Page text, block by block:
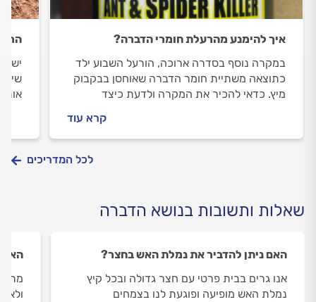
איך להימנע מהרעלת חומרי הדברה?
במקרה נוסף בסדרה ארוכה, הורעל השבוע ילד
כתוצאה משתיית חומר הדברה שאוחסן בבקבוק
מיץ. כדאי להכיר את המקרה ולדעת כיצד
קרא עוד
הרחקת
לכל המדריכים
שאלות ותשובות בנושא הדברה
האם ניתן להדביר את נמלת האש בחצר?
אנו גרים בבית פרטי עם חצר גדולה ובכל קיץ
נמלת האש מופיעה ופוגעת לנו בצמחים
האם